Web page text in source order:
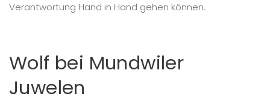
Verantwortung Hand in Hand gehen können.
Wolf bei Mundwiler
Juwelen